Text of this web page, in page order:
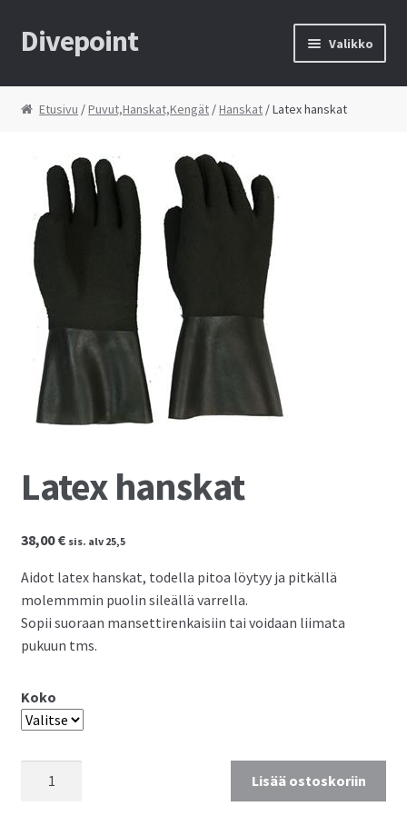
Siirry
navigointiin
Siirry
sisältöön
Divepoint Valikko
Etusivu
Toimitusehdot
Yhteystiedot
Huolto
Ostoskori
Kassalle
Etusivu /Puvut,Hanskat,Kengät /Hanskat / Latex hanskat
Latex hanskat
38,00€ sis. alv 25,5
Aidot latex hanskat, todella pitoa löytyy ja pitkällä
molemmmin puolin sileällä varrella.
Sopii suoraan mansettirenkaisiin tai voidaan liimata
pukuun tms.
Koko
Lisää ostoskoriin